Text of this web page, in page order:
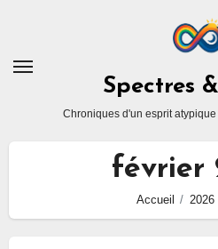
content
Spectres
Chroniques d'un esprit
février
Accueil 2026